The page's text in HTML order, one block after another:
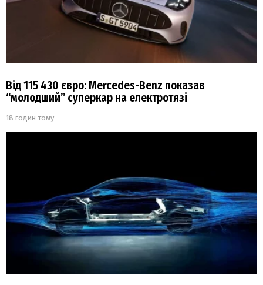
Від 115 430 євро: Mercedes-Benz показав
“молодший” суперкар на електротязі
18 годин тому